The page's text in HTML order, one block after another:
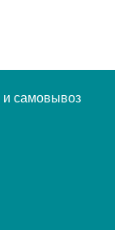
и самовывоз